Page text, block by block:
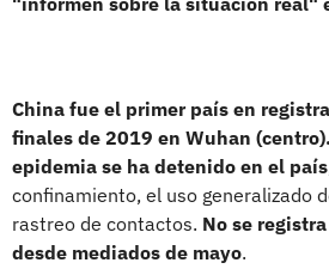
China fue el primer país en
finales de 2019 en Wuhan
epidemia se ha detenido en el país
confinamiento, el uso generalizado
rastreo de contactos. No se
desde mediados de mayo.